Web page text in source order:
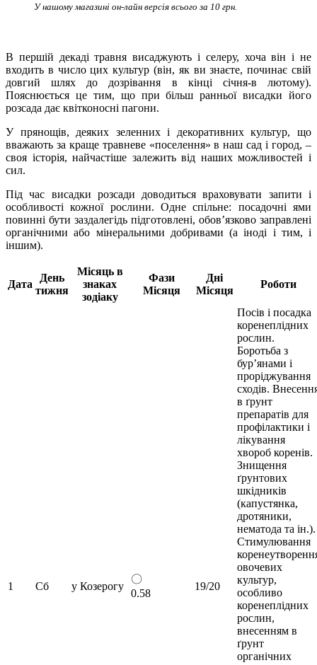
У нашому магазині он-лайн версія всього за 10 грн.
В першій декаді травня висаджують і селеру, хоча він і не
входить в число цих культур (він, як ви знаєте, починає свій
довгий шлях до дозрівання в кінці січня-в лютому).
Пояснюється це тим, що при більш ранньої висадки його
розсада дає квітконосні пагони.
У прянощів, деяких зеленних і декоративних культур, що
вважають за краще травневе «поселення» в наш сад і город, –
своя історія, найчастіше залежить від наших можливостей і
сил.
Під час висадки розсади доводиться враховувати запити і
особливості кожної рослини. Одне спільне: посадочні ями
повинні бути заздалегідь підготовлені, обов’язково заправлені
органічними або мінеральними добривами (а іноді і тим, і
іншим).
Дата
День
тижня
Місяць в
знаках
зодіаку
Фази
Місяця
Дні
Місяця
Роботи
1 Сб у Козерогу
〇
0.58
19/20
Посів і посадка
коренеплідних
рослин.
Боротьба з
бур’янами і
проріджування
сходів.
в ґрунт
препаратів для
профілактики і
лікування
хвороб коренів.
Знищення
ґрунтових
шкідників
(капустянка,
дротяники,
нематода та ін.).
Стимулювання
овочевих
культур,
особливо
коренеплідних
рослин,
внесенням в
ґрунт
органічних